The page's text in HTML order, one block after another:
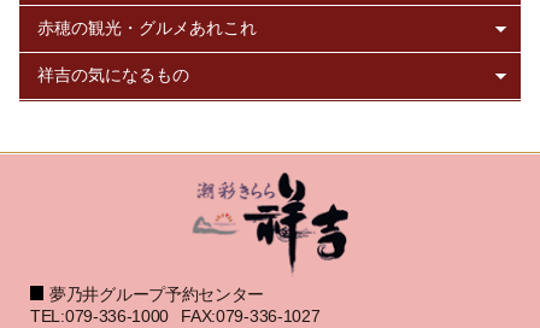
夢乃井グループ予約センター
TEL:079-336-1000
FAX:079-336-1027